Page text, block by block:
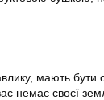
мають бути
немає своєї